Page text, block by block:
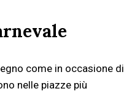
come in occasione di
nelle piazze più